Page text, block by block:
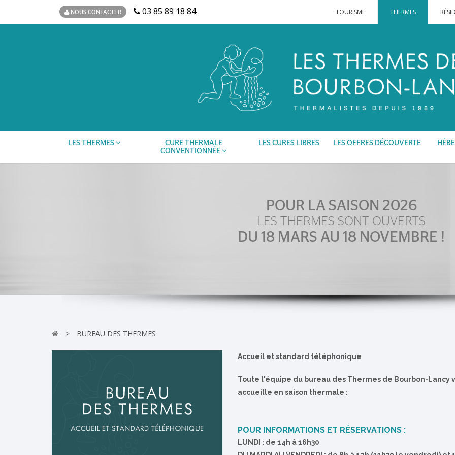
NOUS CONTACTER 03 85 89 18 84 TOURISME THERMES
LES THERMES
CURE THERMALE
CONVENTIONNÉE
LES CURES LIBRES LES OFFRES DÉCOUVERTE
POUR LA SAISON 2026
LES THERMES SONT OUVERTS
DU 18 MARS AU 18 NOVEMBRE !
> BUREAU DES THERMES
Accueil et standard téléphonique
Toute l'équipe du bureau des Thermes de Bourbon-Lancy
accueille en saison thermale :
POUR INFORMATIONS ET RÉSERVATIONS :
LUNDI : de 14h à 16h30